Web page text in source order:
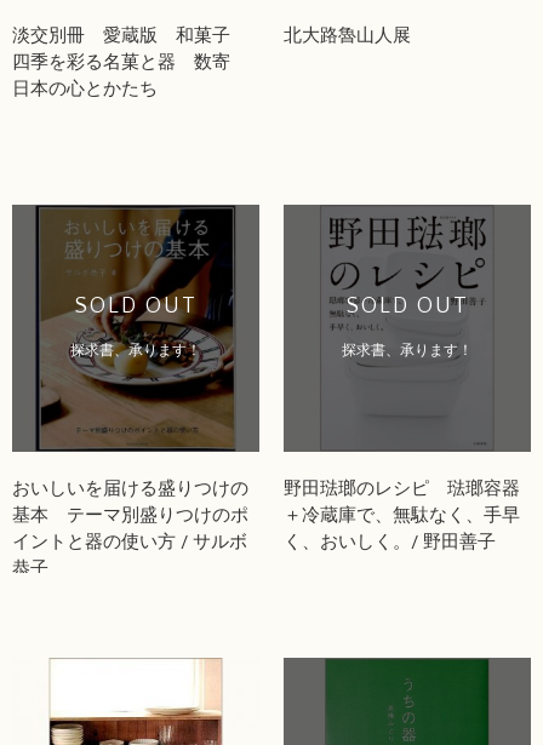
淡交別冊 愛蔵版 和菓子
四季を彩る名菓と器 数寄
日本の心とかたち
北大路魯山人展
SOLD OUT
探求書、承ります！
おいしいを届ける盛りつけの
基本 テーマ別盛りつけのポ
イントと器の使い方 / サルボ
恭子
SOLD OUT
探求書、承ります！
野田琺瑯のレシピ 琺瑯容器
＋冷蔵庫で、無駄なく、手早
く、おいしく。/ 野田善子